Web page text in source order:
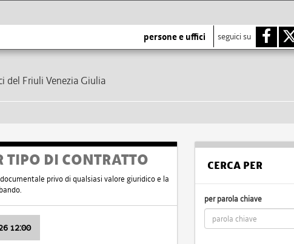
persone e uffici seguici su
del Friuli Venezia Giulia
TIPO DI CONTRATTO
privo di qualsiasi valore giuridico e la
12:00
CERCA PER
per parola chiave